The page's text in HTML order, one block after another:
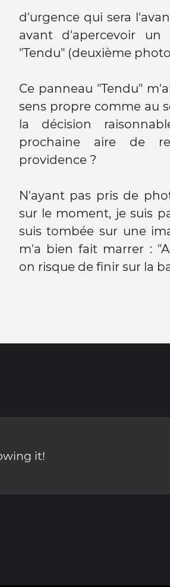
d'urgence qui sera
avant d'apercevoir
"Tendu" (deuxième
Ce panneau "Tendu"
sens propre comme au
la décision
prochaine aire de
providence ?
N'ayant pas pris de
sur le moment, je suis
suis tombée sur une
m'a bien fait marrer :
on risque de finir sur la
it!